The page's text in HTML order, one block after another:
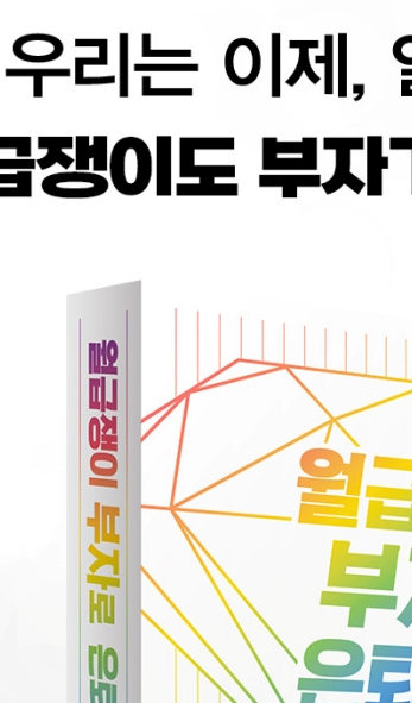
지역을 늘린 대가
역세권 대단지 초품아
세차익형 투자
, 인생을 바꿀 것인가?
투자의 원리
거라는 착각은 버려라
라 할 수 있는 투자 매뉴얼